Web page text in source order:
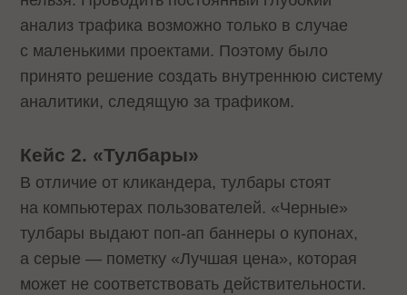
анализ трафика возможно только в случае
с маленькими проектами. Поэтому было
принято решение создать внутреннюю систему
аналитики, следящую за трафиком.
Кейс 2. «Тулбары»
В отличие от кликандера, тулбары стоят
на компьютерах пользователей. «Черные»
тулбары выдают поп-ап баннеры о купонах,
а серые — пометку «Лучшая цена», которая
может не соответствовать действительности.